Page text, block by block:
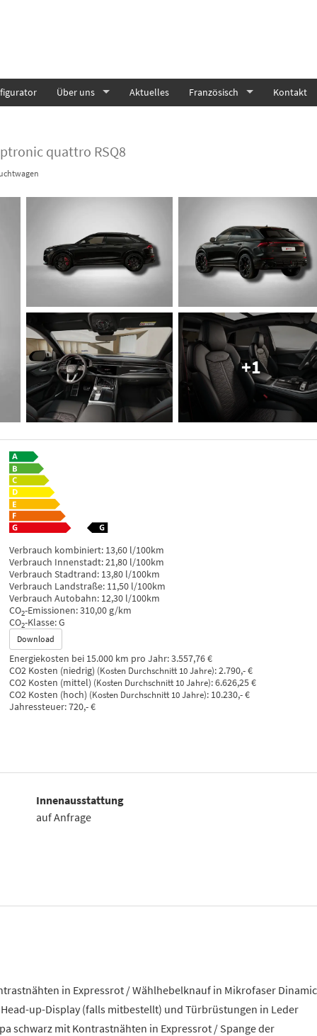
Über uns Aktuelles Französisch Kontakt
quattro RSQ8
+1
Verbrauch kombiniert: 13,60 l/100km
Verbrauch Innenstadt:21,80 l/100km
Verbrauch Stadtrand: 13,80 l/100km
Verbrauch Landstraße: 11,50 l/100km
Verbrauch Autobahn: 12,30 l/100km
CO2-Emissionen:310,00 g/km
CO2-Klasse:G
Download
Energiekosten bei 15.000 km pro Jahr:3.557,76 €
CO2 Kosten (niedrig) (Kosten Durchschnitt 10 Jahre):2.790,- €
CO2 Kosten (mittel) (Kosten Durchschnitt 10 Jahre):6.626,25 €
CO2 Kosten (hoch) (Kosten Durchschnitt 10 Jahre): 10.230,- €
Jahressteuer:720,- €
Innenausstattung
auf Anfrage
in Expressrot / Wählhebelknauf in Mikrofaser
up-Display (falls mitbestellt) und Türbrüstungen in Leder
schwarz mit Kontrastnähten in Expressrot / Spange der